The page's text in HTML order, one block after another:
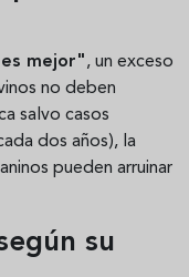
es mejor", un exceso
no deben
salvo casos
dos años), la
pueden arruinar
su